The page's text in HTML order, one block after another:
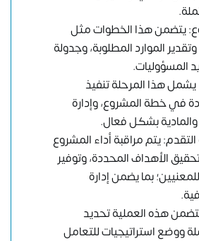
يتضمن هذا الخطوات مثل
الموارد المطلوبة، وجدولة
المسؤوليات.
هذا المرحلة تنفيذ
في خطة المشروع، وإدارة
والمادية بشكل فعال.
يتم مراقبة أداء المشروع
الأهداف المحددة، وتوفير
للمعنيين؛ بما يضمن إدارة
هذه العملية تحديد
ووضع استراتيجيات للتعامل